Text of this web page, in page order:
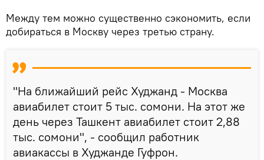
Между тем можно существенно сэкономить, если
добираться в Москву через третью страну.
"На ближайший рейс Худжанд - Москва
авиабилет стоит 5 тыс. сомони. На этот же
день через Ташкент авиабилет стоит 2,88
тыс. сомони", - сообщил работник
авиакассы в Худжанде Гуфрон.